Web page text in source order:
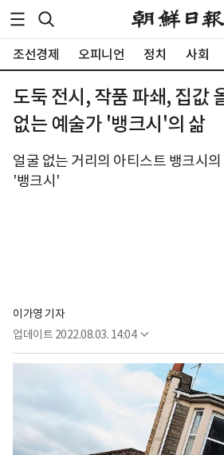
조선경제 오피니언 정치 사회
도둑 전시, 작품 파쇄, 집값
없는 예술가 '뱅크시'의 삶
얼굴 없는 거리의 아티스트 뱅크시
'뱅크시'
이가영 기자
업데이트 2022.08.03. 14:04